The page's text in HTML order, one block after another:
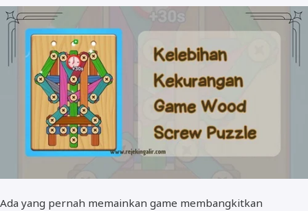
Ada yang pernah memainkan game membangkitkan